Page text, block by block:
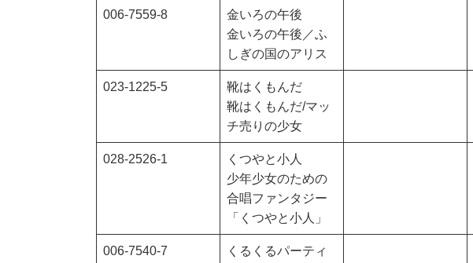
006-7559-8
金いろの午後
金いろの午後／ふ
しぎの国のアリス
023-1225-5
靴はくもんだ
靴はくもんだ/マッ
チ売りの少女
028-2526-1
くつやと小人
少年少女のための
合唱ファンタジー
「くつやと小人」
006-7540-7
くるくるパーティ